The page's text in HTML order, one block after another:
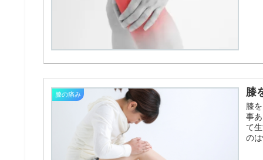
膝の痛み 膝
膝
事
て
の